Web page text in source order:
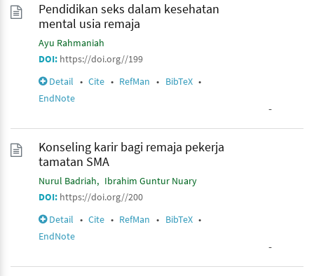
Pendidikan seks dalam kesehatan
mental usia remaja
Ayu Rahmaniah
DOI: https://doi.org//199
Detail • Cite • RefMan • BibTeX •
EndNote
-
Konseling karir bagi remaja pekerja
tamatan SMA
Nurul Badriah
Ibrahim Guntur Nuary
DOI: https://doi.org//200
Detail • Cite • RefMan • BibTeX •
EndNote
-